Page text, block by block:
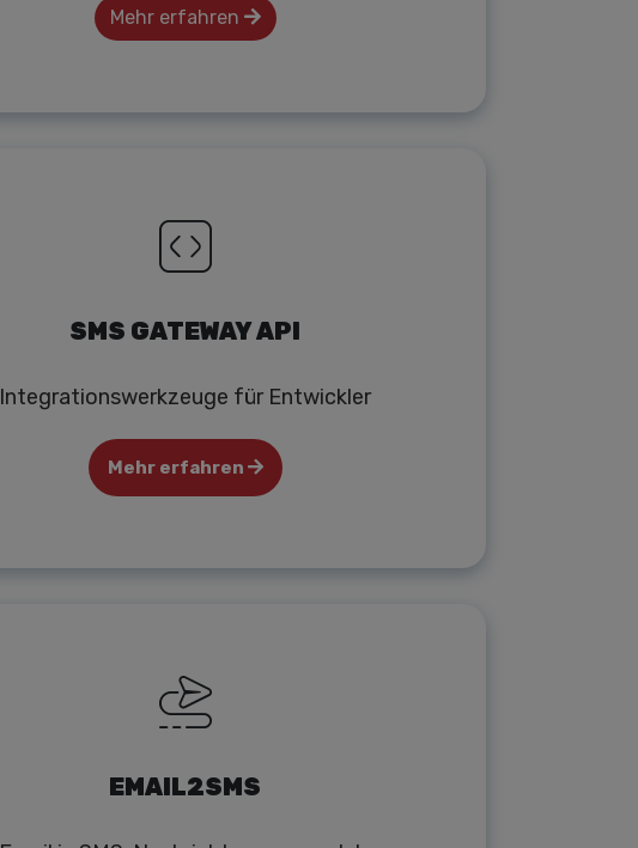
Mehr erfahren
SMS GATEWAY API
Integrationswerkzeuge für Entwickler
Mehr erfahren
EMAIL2SMS